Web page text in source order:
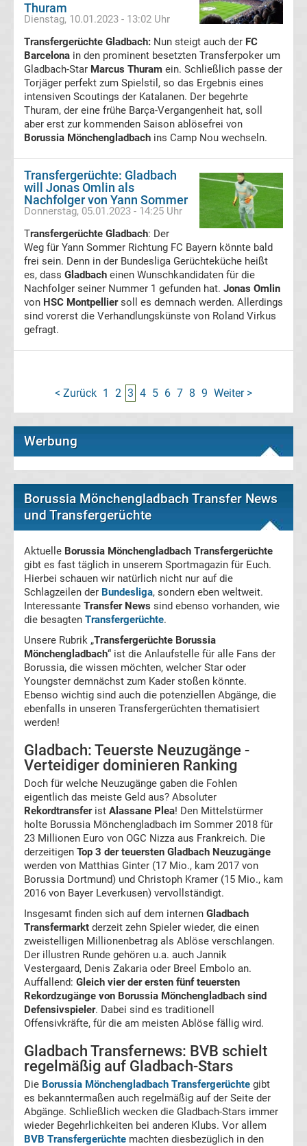
England
Transfergerüchte
Italien
Transfergerüchte
Spanien
Top-
Aktuell
Bundesliga
Tabelle
Bundesliga
Ergebnisse
2.
Ergebnisse
3.
Liga
Ergebnisse
3.
Liga
Tabelle
DFB-
Pokal
Ergebnisse
Champions
League
Tabelle
Champions
League
Ergebnisse
Europa
League
Tabelle
Europa
League
Ergebnisse
Thuram
Dienstag, 10.01.2023 - 13:02 Uhr
Transfergerüchte Gladbach: Nun steigt auch der FC
Barcelona in den prominent besetzten Transferpoker um
Gladbach-Star Marcus Thuram ein. Schließlich passe der
Torjäger perfekt zum Spielstil, so das Ergebnis eines
intensiven Scoutings der Katalanen. Der begehrte
Thuram, der eine frühe Barça-Vergangenheit hat, soll
aber erst zur kommenden Saison ablösefrei von
Borussia Mönchengladbach ins Camp Nou wechseln.
Transfergerüchte: Gladbach
will Jonas Omlin als
Nachfolger von Yann Sommer
Donnerstag, 05.01.2023 - 14:25 Uhr
Transfergerüchte Gladbach: Der
Weg für Yann Sommer Richtung FC Bayern könnte bald
frei sein. Denn in der Bundesliga Gerüchteküche heißt
es, dass Gladbach einen Wunschkandidaten für die
Nachfolger seiner Nummer 1 gefunden hat. Jonas Omlin
von HSC Montpelliersoll es demnach werden. Allerdings
sind vorerst die Verhandlungskünste von Roland Virkus
gefragt.
< Zurück 1 2 3 4 5 6 7 8 9 Weiter >
Werbung
Borussia Mönchengladbach Transfer News
und Transfergerüchte
Aktuelle Borussia Mönchengladbach Transfergerüchte
gibt es fast täglich in unserem Sportmagazin für Euch.
Hierbei schauen wir natürlich nicht nur auf die
Schlagzeilen der Bundesliga, sondern eben weltweit.
Interessante Transfer News sind ebenso vorhanden, wie
die besagten Transfergerüchte.
Unsere Rubrik „Transfergerüchte Borussia
Mönchengladbach“ ist die Anlaufstelle für alle Fans der
Borussia, die wissen möchten, welcher Star oder
Youngster demnächst zum Kader stoßen könnte.
Ebenso wichtig sind auch die potenziellen Abgänge, die
ebenfalls in unseren Transfergerüchten thematisiert
werden!
Gladbach: Teuerste Neuzugänge -
Verteidiger dominieren Ranking
Doch für welche Neuzugänge gaben die Fohlen
eigentlich das meiste Geld aus? Absoluter
Rekordtransferist Alassane Plea! Den Mittelstürmer
holte Borussia Mönchengladbach im Sommer 2018 für
23 Millionen Euro von OGC Nizza aus Frankreich. Die
derzeitigen Top 3 der teuersten Gladbach Neuzugänge
werden von Matthias Ginter (17 Mio., kam 2017 von
Borussia Dortmund) und Christoph Kramer (15 Mio., kam
2016 von Bayer Leverkusen) vervollständigt.
Insgesamt finden sich auf dem internen Gladbach
Transfermarkt derzeit zehn Spieler wieder, die einen
zweistelligen Millionenbetrag als Ablöse verschlangen.
Der illustren Runde gehören u.a. auch Jannik
Vestergaard, Denis Zakaria oder Breel Embolo an.
Auffallend: Gleich vier der ersten fünf teuersten
Rekordzugänge von Borussia Mönchengladbach sind
Defensivspieler. Dabei sind es traditionell
Offensivkräfte, für die am meisten Ablöse fällig wird.
Gladbach Transfernews: BVB schielt
regelmäßig auf Gladbach-Stars
Die Borussia Mönchengladbach Transfergerüchte gibt
es bekanntermaßen auch regelmäßig auf der Seite der
Abgänge. Schließlich wecken die Gladbach-Stars immer
wieder Begehrlichkeiten bei anderen Klubs. Vor allem
BVB Transfergerüchte machten diesbezüglich in den